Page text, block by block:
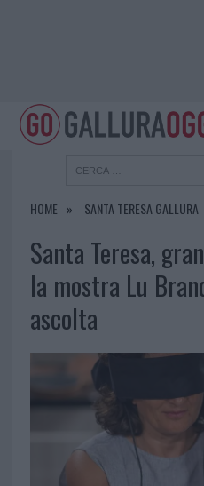
HOME SANTA TERESA GALLURA
Santa Teresa,
la mostra Lu
ascolta